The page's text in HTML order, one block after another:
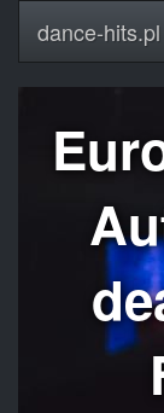
dance-hits.pl